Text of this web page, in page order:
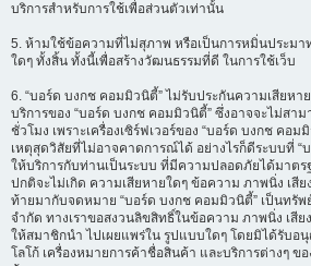
บริการสำหรับการใช้เพื่อส่วนตัวเท่านั้น
5. ห้ามใช้ข้อความที่ไม่สุภาพ หรือเป็นการหมิ่นประมา
ใดๆ ทั้งสิ้น ทั้งนี้เพื่อสร้างวัฒนธรรมที่ดี ในการใช้เว็บ
6. “บอร์ด บงกช คอมมิวนิตี้” ไม่รับประกันความเสียหา
บริการของ “บอร์ด บงกช คอมมิวนิตี้” ซึ่งอาจจะไม่สา
ชั่วโมง เพราะเครื่องเซิร์ฟเวอร์ของ “บอร์ด บงกช คอ
เหตุสุดวิสัยที่ไม่อาจคาดการณ์ได้ อย่างไรก็ดีระบบที่ “
ให้บริการกับท่านเป็นระบบ ที่มีความปลอดภัยได้มาตร
ปกติจะไม่เกิด ความเสียหายใดๆ ข้อความ ภาพนิ่ง เสี
ท้ายมากับจดหมาย “บอร์ด บงกช คอมมิวนิตี้” เป็นทรั
จำกัด ทางเราขอสงวนลิขสิทธิ์ในข้อความ ภาพนิ่ง เสี
ให้สมาชิกนำ ไปเผยแพร่ใน รูปแบบใดๆ โดยมิได้รับอ
โลโก้ เครื่องหมายการค้าชื่อสินค้า และบริการต่างๆ ข